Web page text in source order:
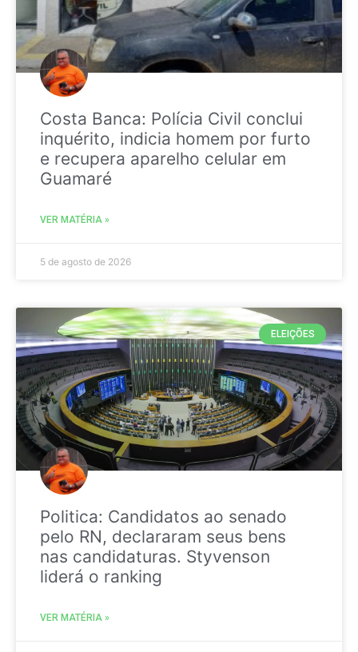
Costa Banca: Polícia Civil conclui
inquérito, indicia homem por furto
e recupera aparelho celular em
Guamaré
VER MATÉRIA »
5 de agosto de 2026
ELEIÇÕES
Politica: Candidatos ao senado
pelo RN, declararam seus bens
nas candidaturas. Styvenson
liderá o ranking
VER MATÉRIA »